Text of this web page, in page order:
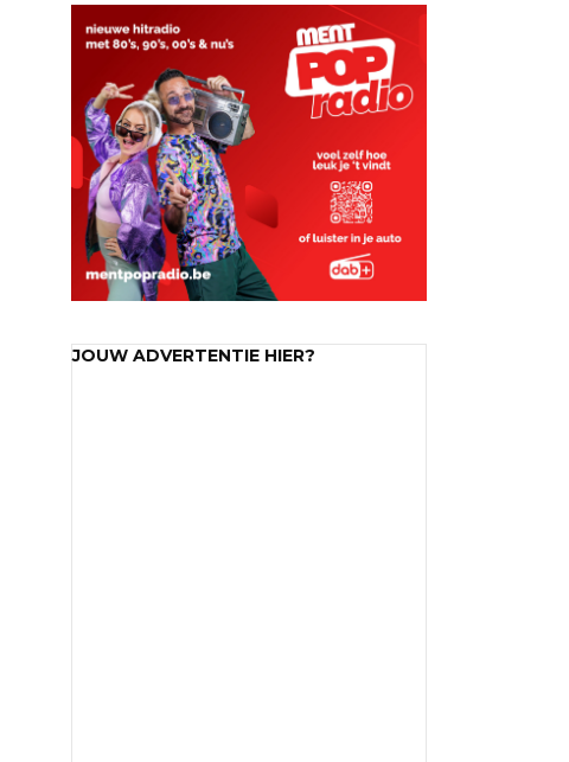
JOUW ADVERTENTIE HIER?